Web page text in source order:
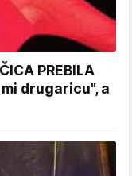
PREBILA
drugaricu", a